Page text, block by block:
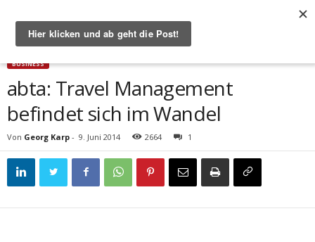
Start Business abta: Travel Management befindet sich im Wandel
BUSINESS
abta: Travel Management
befindet sich im Wandel
Von Georg Karp - 9. Juni 2014 2664 1